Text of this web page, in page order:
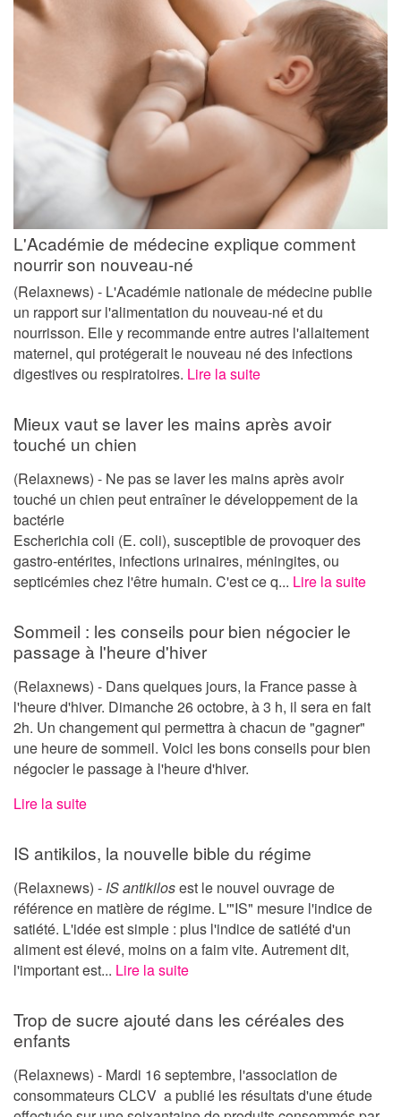
L'Académie de médecine explique comment
nourrir son nouveau-né
(Relaxnews) - L'Académie nationale de médecine publie
un rapport sur l'alimentation du nouveau-né et du
nourrisson. Elle y recommande entre autres l'allaitement
maternel, qui protégerait le nouveau né des infections
digestives ou respiratoires. Lire la suite
Mieux vaut se laver les mains après avoir
touché un chien
(Relaxnews) - Ne pas se laver les mains après avoir
touché un chien peut entraîner le développement de la
bactérie
Escherichia coli (E. coli), susceptible de provoquer des
gastro-entérites, infections urinaires, méningites, ou
septicémies chez l'être humain. C'est ce q... Lire la suite
Sommeil : les conseils pour bien négocier le
passage à l'heure d'hiver
(Relaxnews) - Dans quelques jours, la France passe à
l'heure d'hiver. Dimanche 26 octobre, à 3 h, il sera en fait
2h. Un changement qui permettra à chacun de "gagner"
une heure de sommeil. Voici les bons conseils pour bien
négocier le passage à l'heure d'hiver.
Lire la suite
IS antikilos, la nouvelle bible du régime
(Relaxnews) - IS antikilosest le nouvel ouvrage de
référence en matière de régime. L'"IS" mesure l'indice de
satiété. L'idée est simple : plus l'indice de satiété d'un
aliment est élevé, moins on a faim vite. Autrement dit,
l'important est... Lire la suite
Trop de sucre ajouté dans les céréales des
enfants
(Relaxnews) - Mardi 16 septembre, l'association de
consommateurs CLCV a publié les résultats d'une étude